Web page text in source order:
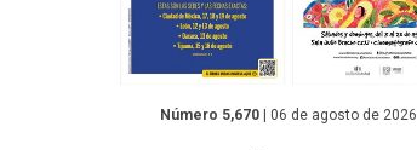
Número 5,670 | 06 de agosto de 2026